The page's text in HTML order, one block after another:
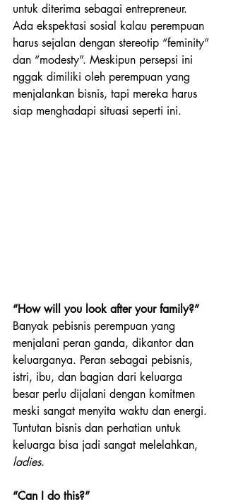
untuk diterima sebagai entrepreneur.
Ada ekspektasi sosial kalau perempuan
harus sejalan dengan stereotip “feminity”
dan “modesty”. Meskipun persepsi ini
nggak dimiliki oleh perempuan yang
menjalankan bisnis, tapi mereka harus
siap menghadapi situasi seperti ini.
“How will you look after your family?”
Banyak pebisnis perempuan yang
menjalani peran ganda, dikantor dan
keluarganya. Peran sebagai pebisnis,
istri, ibu, dan bagian dari keluarga
besar perlu dijalani dengan komitmen
meski sangat menyita waktu dan energi.
Tuntutan bisnis dan perhatian untuk
keluarga bisa jadi sangat melelahkan,
ladies.
“Can I do this?”